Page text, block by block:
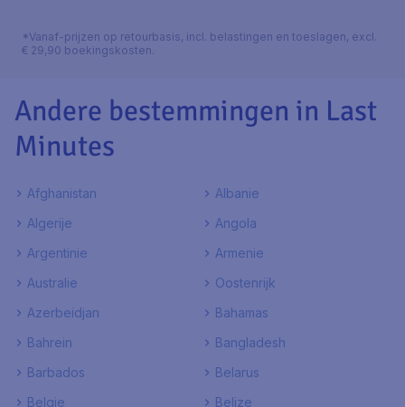
*Vanaf-prijzen op retourbasis, incl. belastingen en toeslagen, excl.
€ 29,90 boekingskosten.
Andere bestemmingen in Last
Minutes
Afghanistan
Albanie
Algerije
Angola
Argentinie
Armenie
Australie
Oostenrijk
Azerbeidjan
Bahamas
Bahrein
Bangladesh
Barbados
Belarus
Belgie
Belize